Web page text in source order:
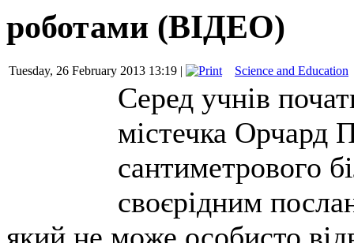
роботами (ВІДЕО)
Tuesday, 26 February 2013 13:19 | Science and Education
Серед учнів
містечка Орчард
сантиметрового
своєрідним
який не може особисто